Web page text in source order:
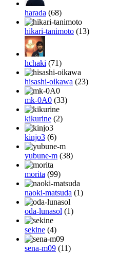
harada (68)
hikari-tanimoto (13)
hchaki (71)
hisashi-oikawa (23)
mk-0A0 (33)
kikurine (2)
kinjo3 (6)
yubune-m (38)
morita (99)
naoki-matsuda (1)
oda-lunasol (1)
sekine (4)
sena-m09 (11)